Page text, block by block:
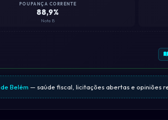
POUPANÇA CORRENTE
88,9%
Nota B
Belém — saúde fiscal, licitações abertas e opiniões